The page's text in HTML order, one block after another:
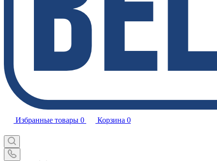
Избранные товары 0 Корзина 0